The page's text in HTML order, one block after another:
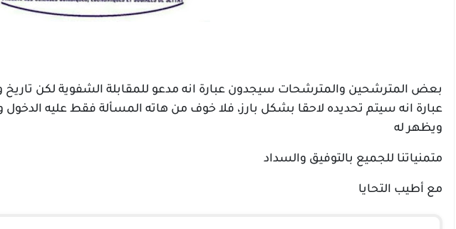
بعض المترشحين والمترشحات سيجدون عبارة انه مدعو للمقابلة الشفوية لكن
عبارة انه سيتم تحديده لاحقا بشكل بارز، فلا خوف من هاته المسألة فقط عليه
ويظهر له
متمنياتنا للجميع بالتوفيق والسداد
مع أطيب التحايا